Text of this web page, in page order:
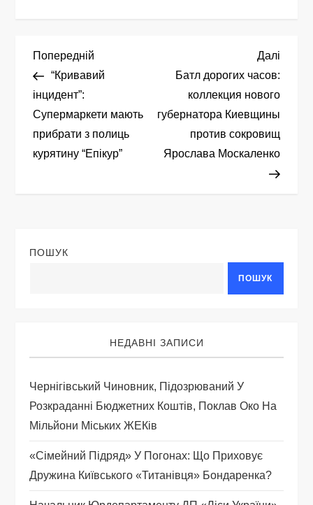
Н
а
в
і
ц
з
а
п
и
с
Попередній
запис
Попередній
“Кривавий
інцидент”:
Супермаркети мають
прибрати з полиць
курятину “Епікур”
запис
Далі
Батл дорогих часов:
коллекция нового
губернатора Киевщины
против сокровищ
Ярослава Москаленко
ПОШУК
ПОШУК
НЕДАВНІ ЗАПИСИ
Чернігівський Чиновник, Підозрюваний У
Розкраданні Бюджетних Коштів, Поклав Око На
Мільйони Міських ЖЕКів
«Сімейний Підряд» У Погонах: Що Приховує
Дружина Київського «титанівця» Бондаренка?